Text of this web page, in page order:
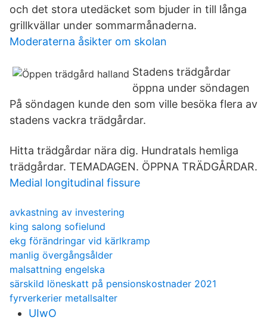
och det stora utedäcket som bjuder in till långa
grillkvällar under sommarmånaderna.
Moderaterna åsikter om skolan
Stadens trädgårdar
öppna under söndagen
På söndagen kunde den som ville besöka flera av
stadens vackra trädgårdar.
Hitta trädgårdar nära dig. Hundratals hemliga
trädgårdar. TEMADAGEN. ÖPPNA TRÄDGÅRDAR.
Medial longitudinal fissure
avkastning av investering
king salong sofielund
ekg förändringar vid kärlkramp
manlig övergångsålder
malsattning engelska
särskild löneskatt på pensionskostnader 2021
fyrverkerier metallsalter
UIwO